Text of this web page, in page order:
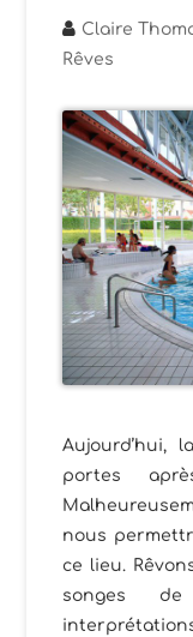
Claire
Rêves
Aujourd’hui,
portes
nous
ce lieu.
songes